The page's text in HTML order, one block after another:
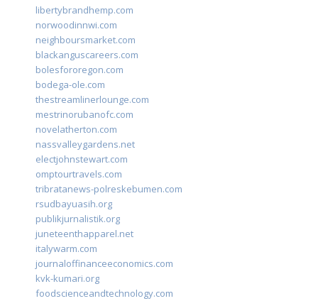
libertybrandhemp.com
norwoodinnwi.com
neighboursmarket.com
blackanguscareers.com
bolesfororegon.com
bodega-ole.com
thestreamlinerlounge.com
mestrinorubanofc.com
novelatherton.com
nassvalleygardens.net
electjohnstewart.com
omptourtravels.com
tribratanews-polreskebumen.com
rsudbayuasih.org
publikjurnalistik.org
juneteenthapparel.net
italywarm.com
journaloffinanceeconomics.com
kvk-kumari.org
foodscienceandtechnology.com